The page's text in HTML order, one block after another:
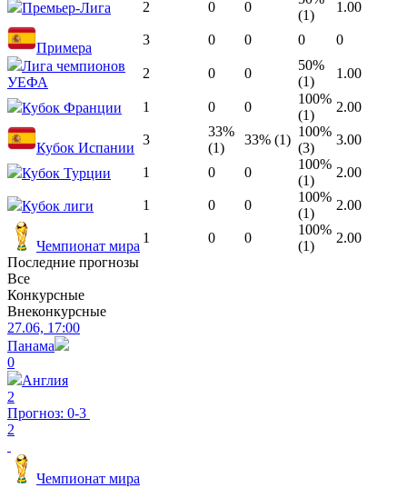
Премьер-Лига 2 0 0
(1)
1.00
Примера
3 0 0 0
0
Лига чемпионов
УЕФА
2 0 0
50%
(1)
1.00
Кубок Франции 1 0 0
100%
(1)
2.00
Кубок Испании
3
33%
(1)
33% (1)
100%
(3)
3.00
Кубок Турции 1 0 0
100%
(1)
2.00
Кубок лиги 1 0 0
100%
(1)
2.00
Чемпионат мира
1 0 0
100%
(1)
2.00
Последние прогнозы
Все
Конкурсные
Внеконкурсные
27.06, 17:00
Панама
0
Англия
2
Прогноз: 0-3
2
Чемпионат мира